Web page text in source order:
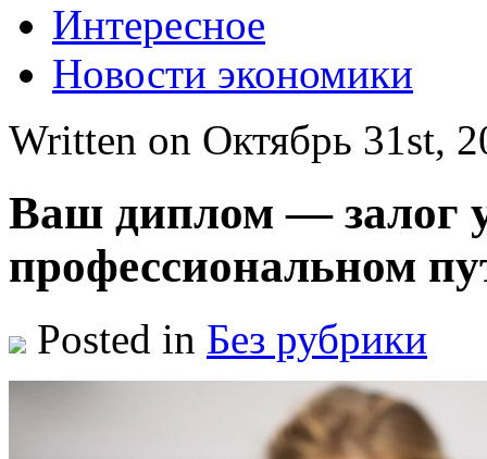
Интересное
Новости экономики
Written on Октябрь 31st,
Ваш диплом — залог
профессиональном
Posted in Без рубрики